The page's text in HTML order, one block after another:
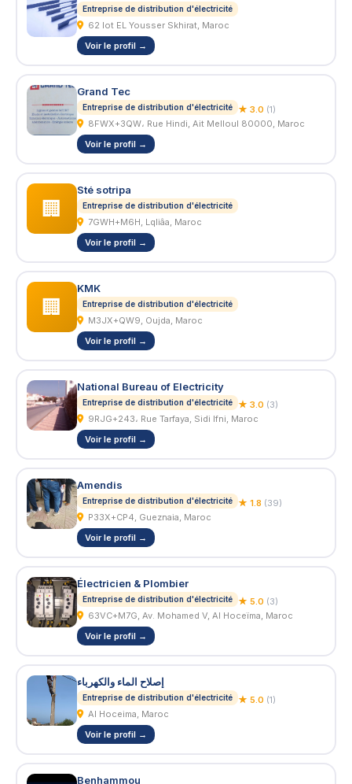
Entreprise de distribution d'électricité
62 lot EL Yousser Skhirat, Maroc
Voir le profil →
Grand Tec
Entreprise de distribution d'électricité ★ 3.0 (1)
8FWX+3QW، Rue Hindi, Ait Melloul 80000, Maroc
Voir le profil →
🏢
Sté sotripa
Entreprise de distribution d'électricité
7GWH+M6H, Lqliâa, Maroc
Voir le profil →
🏢
KMK
Entreprise de distribution d'électricité
M3JX+QW9, Oujda, Maroc
Voir le profil →
National Bureau of Electricity
Entreprise de distribution d'électricité ★ 3.0 (3)
9RJG+243، Rue Tarfaya, Sidi Ifni, Maroc
Voir le profil →
Amendis
Entreprise de distribution d'électricité ★ 1.8 (39)
P33X+CP4, Gueznaia, Maroc
Voir le profil →
Électricien & Plombier
Entreprise de distribution d'électricité ★ 5.0 (3)
63VC+M7G, Av. Mohamed V, Al Hoceïma, Maroc
Voir le profil →
إصلاح الماء والكهرباء
Entreprise de distribution d'électricité ★ 5.0 (1)
Al Hoceima, Maroc
Voir le profil →
Benhammou